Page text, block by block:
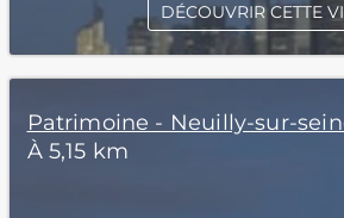
DÉCOUVRIR CETTE
Patrimoine - Neuilly-sur-
À 5,15 km